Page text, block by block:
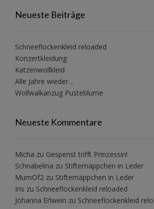
Neueste Beiträge
Schneeflockenkleid reloaded
Konzertkleidung
Katzenwollkleid
Alle Jahre wieder…
Wollwalkanzug Pusteblume
Neueste Kommentare
Micha zu Gespenst trifft Prinzessin!
Schnabelina zu Stiftemäppchen in Leder
MumOf2 zu Stiftemäppchen in Leder
Iris zu Schneeflockenkleid reloaded
Johanna Erlwein zu Schneeflockenkleid